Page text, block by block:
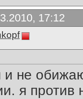
17:12
и не
я против